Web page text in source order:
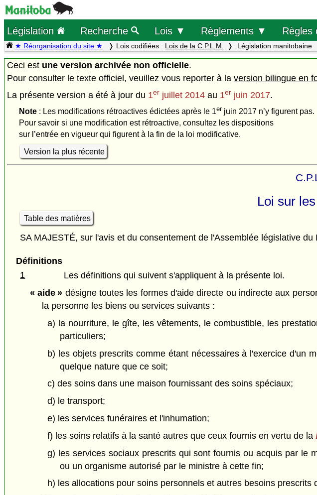
Législation Recherche Lois ▼ Règlements ▼ Règles
★ Réorganisation du site ★ Lois codifiées : Lois de la C.P.L.M. Législation manitobaine
Ceci est une version archivée non officielle.
Pour consulter le texte officiel, veuillez vous reporter à la version bilingue en
La présente version a été à jour du 1er juillet 2014 au 1er juin 2017.
Note: Les modifications rétroactives édictées après le 1er juin 2017 n’y figurent pas.
Pour savoir si une modification est rétroactive, consultez les dispositions
sur l’entrée en vigueur qui figurent à la fin de la loi modificative.
Version la plus récente
Loi sur
Table des matières
SA MAJESTÉ, sur l'avis et du consentement de l'Assemblée législative du
Définitions
1
Les définitions qui suivent s'appliquent à la présente loi.
« aide » désigne toutes les formes d'aide directe ou indirecte aux
la personne les biens ou services suivants :
a) la nourriture, le gîte, les vêtements, le combustible, les
particuliers;
b) les objets prescrits comme étant nécessaires à l'exercice d'un
quelque nature que ce soit;
c) des soins dans une maison fournissant des soins spéciaux;
d) le transport;
e) les services funéraires et l'inhumation;
f) les soins relatifs à la santé autres que ceux fournis en vertu de la
g) les services sociaux prescrits qui sont fournis ou acquis par le
ou un organisme autorisé par le ministre à cette fin;
h) les allocations pour soins personnels et autres besoins